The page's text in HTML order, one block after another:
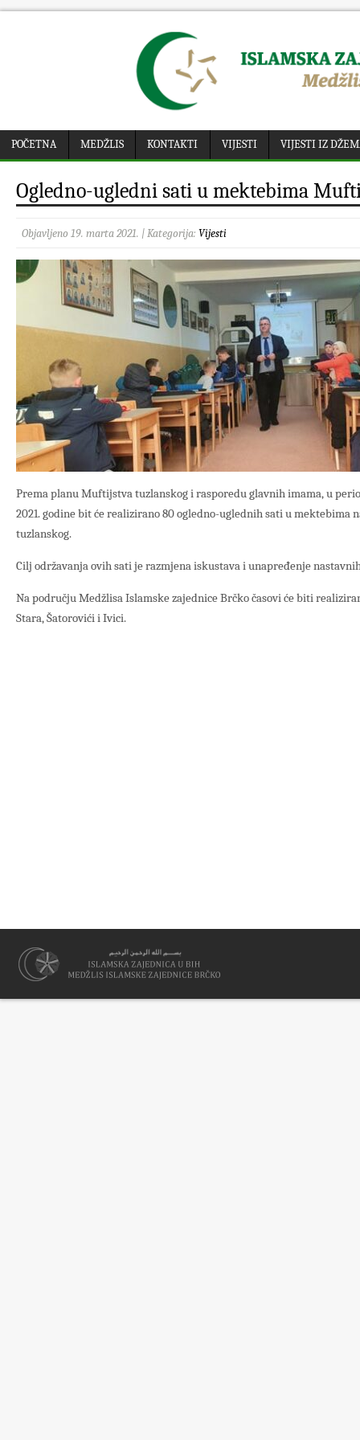
POČETNA MEDŽLIS KONTAKTI VIJESTI VIJESTI IZ
Ogledno-ugledni sati u mektebima
Objavljeno 19. marta 2021. | Kategorija: Vijesti
Prema planu Muftijstva tuzlanskog i rasporedu glavnih imama, u
2021. godine bit će realizirano 80 ogledno-uglednih sati u mektebima
tuzlanskog.
Cilj održavanja ovih sati je razmjena iskustava i unapređenje
Na području Medžlisa Islamske zajednice Brčko časovi će biti
Stara, Šatorovići i Ivici.